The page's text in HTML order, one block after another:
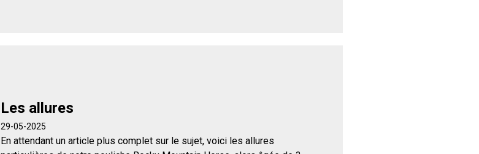
Les allures
29-05-2025
En attendant un article plus complet sur le sujet, voici les allures